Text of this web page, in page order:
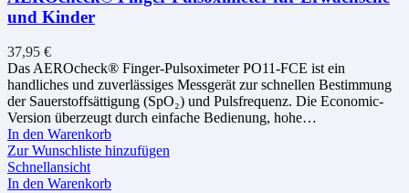
und Kinder
37,95 €
Das AEROcheck® Finger-Pulsoximeter PO11-FCE ist ein
handliches und zuverlässiges Messgerät zur schnellen Bestimmung
der Sauerstoffsättigung (SpO₂) und Pulsfrequenz. Die Economic-
Version überzeugt durch einfache Bedienung, hohe…
In den Warenkorb
Zur Wunschliste hinzufügen
Schnellansicht
In den Warenkorb